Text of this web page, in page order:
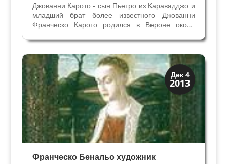
Джованни Карото - сын Пьетро из Каравадджо и
младший брат более известного Джованни
Франческо Карото родился в Вероне около
рождения определена по завещанию от 15
ноября 1562 г., где художник называет свой
возраст –...
Дек 4
2013
Искусство
Художники
Франческо Бенальо художник